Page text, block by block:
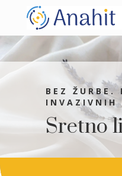
BEZ ŽURBE.
INVAZIVNIH
Sretno